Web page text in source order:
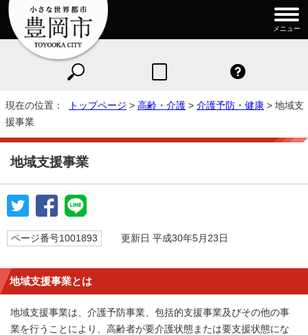
メニュー
現在の位置： トップページ > 高齢・介護 > 介護予防・健康 > 地域支
援事業
地域支援事業
ページ番号1001893 更新日 平成30年5月23日
地域支援事業とは
地域支援事業は、介護予防事業、包括的支援事業及びその他の事
業を行うことにより、高齢者が要介護状態または要支援状態にな